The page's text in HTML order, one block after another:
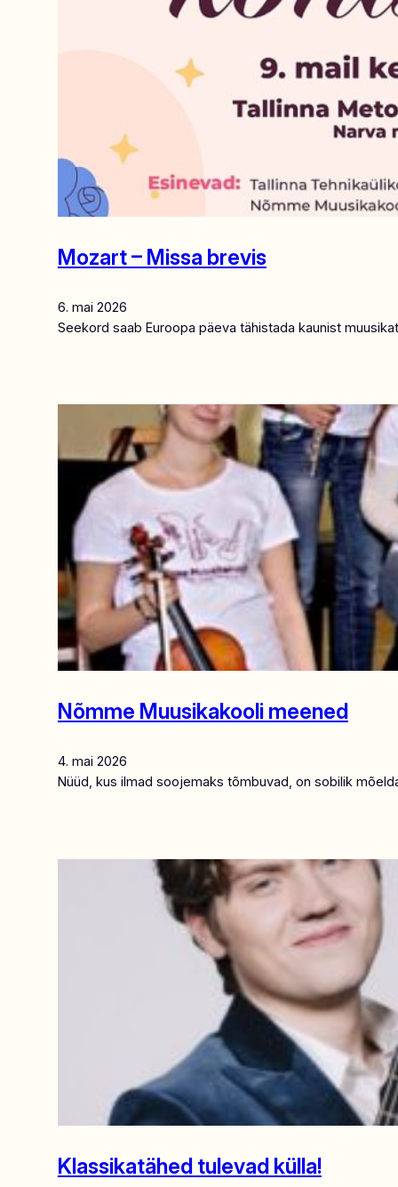
Mozart – Missa brevis
6. mai 2026
Seekord saab Euroopa päeva tähistada kaunist
Nõmme Muusikakooli meened
4. mai 2026
Nüüd, kus ilmad soojemaks tõmbuvad, on sobilik
Klassikatähed tulevad külla!